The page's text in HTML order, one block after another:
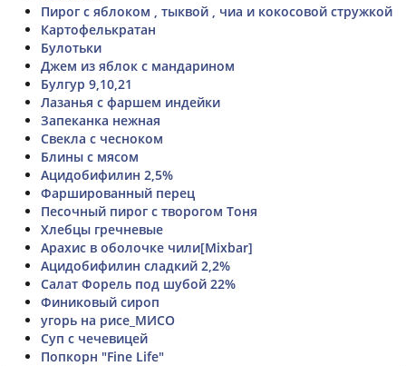
Пирог с яблоком , тыквой , чиа и кокосовой стружкой
Картофелькратан
Булотьки
Джем из яблок с мандарином
Булгур 9,10,21
Лазанья с фаршем индейки
Запеканка нежная
Свекла с чесноком
Блины с мясом
Ацидобифилин 2,5%
Фаршированный перец
Песочный пирог с творогом Тоня
Хлебцы гречневые
Арахис в оболочке чили[Mixbar]
Ацидобифилин сладкий 2,2%
Салат Форель под шубой 22%
Финиковый сироп
угорь на рисе_МИСО
Суп с чечевицей
Попкорн "Fine Life"